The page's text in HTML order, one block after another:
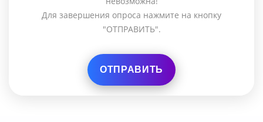
Для завершения опроса нажмите на кнопку
"ОТПРАВИТЬ".